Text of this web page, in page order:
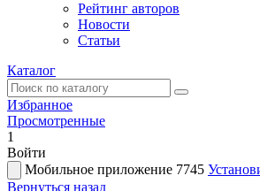
Рейтинг авторов
Новости
Статьи
Каталог
Избранное
Просмотренные
1
Войти
Мобильное приложение 7745
Вернуться назад